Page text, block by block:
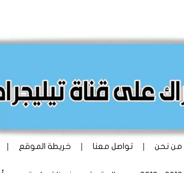
من نحن | تواصل معنا | خريطة الموقع |